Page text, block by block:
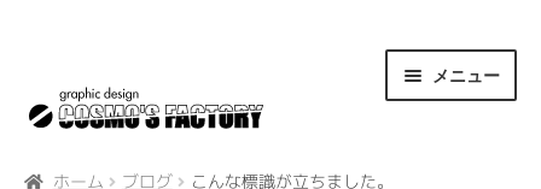
ゲ
ー
テ
ン
メニュー
about us
ホーム ブログ こんな標識が立ちました。